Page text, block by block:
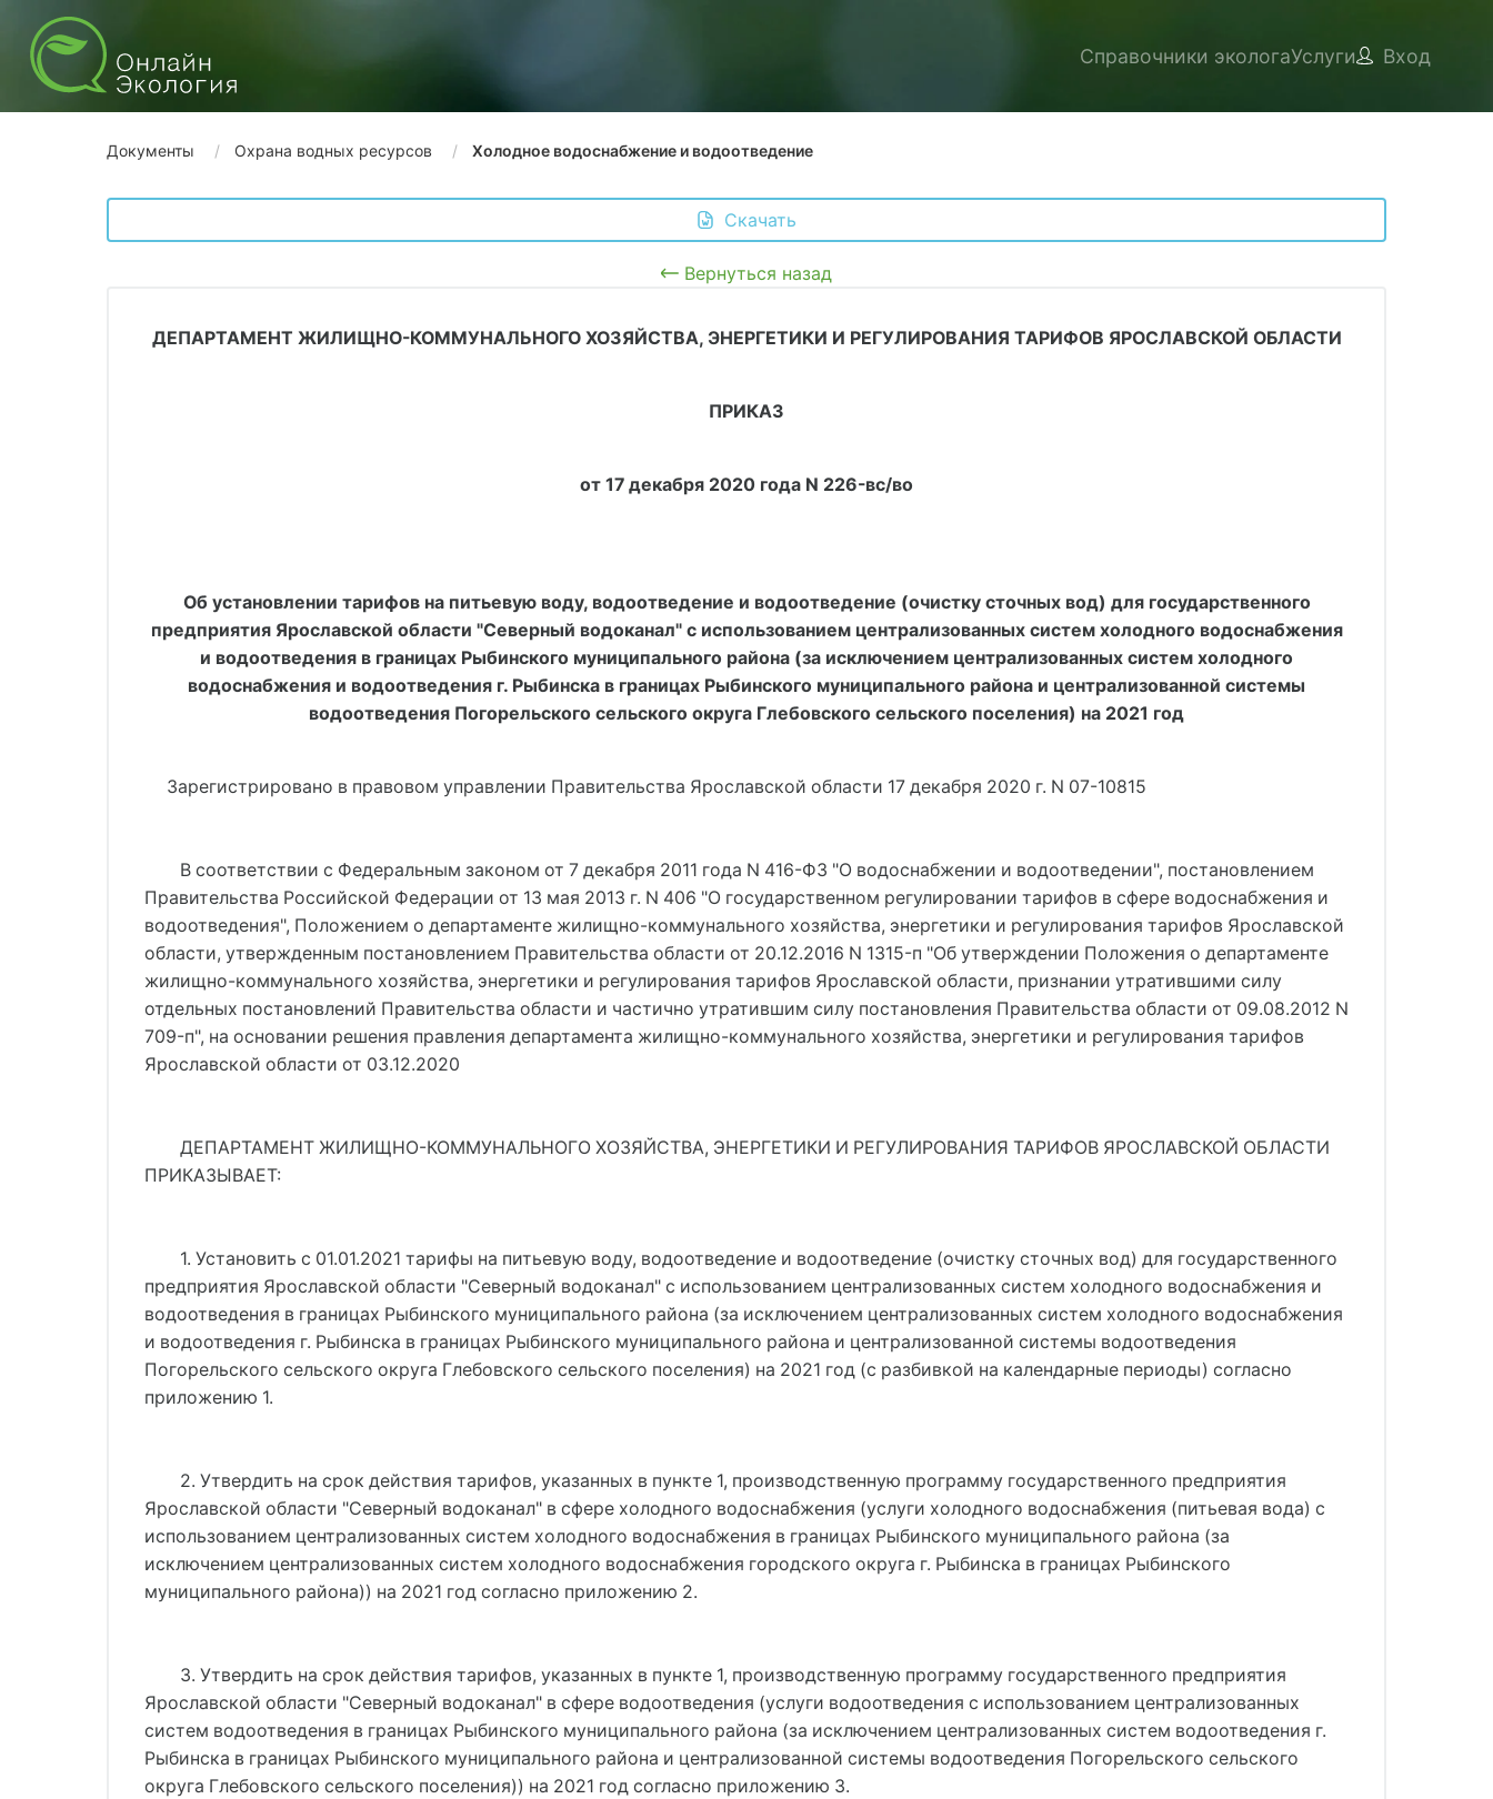
Справочники экологаУслуги Вход
Документы Охрана водных ресурсов Холодное водоснабжение и водоотведение
Скачать
Вернуться назад
ДЕПАРТАМЕНТ ЖИЛИЩНО-КОММУНАЛЬНОГО ХОЗЯЙСТВА, ЭНЕРГЕТИКИ И РЕГУЛИРОВАНИЯ ТАРИФОВ ЯРОСЛАВСКОЙ ОБЛАСТИ
ПРИКАЗ
от 17 декабря 2020 года N 226-вс/во
Об установлении тарифов на питьевую воду, водоотведение и водоотведение (очистку сточных вод) для государственного
предприятия Ярославской области "Северный водоканал" с использованием централизованных систем холодного водоснабжения
и водоотведения в границах Рыбинского муниципального района (за исключением централизованных систем холодного
водоснабжения и водоотведения г. Рыбинска в границах Рыбинского муниципального района и централизованной системы
водоотведения Погорельского сельского округа Глебовского сельского поселения) на 2021 год
Зарегистрировано в правовом управлении Правительства Ярославской области 17 декабря 2020 г. N 07-10815
В соответствии с Федеральным законом от 7 декабря 2011 года N 416-ФЗ "О водоснабжении и водоотведении", постановлением
Правительства Российской Федерации от 13 мая 2013 г. N 406 "О государственном регулировании тарифов в сфере водоснабжения и
водоотведения", Положением о департаменте жилищно-коммунального хозяйства, энергетики и регулирования тарифов Ярославской
области, утвержденным постановлением Правительства области от 20.12.2016 N 1315-п "Об утверждении Положения о департаменте
жилищно-коммунального хозяйства, энергетики и регулирования тарифов Ярославской области, признании утратившими силу
отдельных постановлений Правительства области и частично утратившим силу постановления Правительства области от 09.08.2012 N
709-п", на основании решения правления департамента жилищно-коммунального хозяйства, энергетики и регулирования тарифов
Ярославской области от 03.12.2020
ДЕПАРТАМЕНТ ЖИЛИЩНО-КОММУНАЛЬНОГО ХОЗЯЙСТВА, ЭНЕРГЕТИКИ И РЕГУЛИРОВАНИЯ ТАРИФОВ ЯРОСЛАВСКОЙ ОБЛАСТИ
ПРИКАЗЫВАЕТ:
1. Установить с 01.01.2021 тарифы на питьевую воду, водоотведение и водоотведение (очистку сточных вод) для государственного
предприятия Ярославской области "Северный водоканал" с использованием централизованных систем холодного водоснабжения и
водоотведения в границах Рыбинского муниципального района (за исключением централизованных систем холодного водоснабжения
и водоотведения г. Рыбинска в границах Рыбинского муниципального района и централизованной системы водоотведения
Погорельского сельского округа Глебовского сельского поселения) на 2021 год (с разбивкой на календарные периоды) согласно
приложению 1.
2. Утвердить на срок действия тарифов, указанных в пункте 1, производственную программу государственного предприятия
Ярославской области "Северный водоканал" в сфере холодного водоснабжения (услуги холодного водоснабжения (питьевая вода) с
использованием централизованных систем холодного водоснабжения в границах Рыбинского муниципального района (за
исключением централизованных систем холодного водоснабжения городского округа г. Рыбинска в границах Рыбинского
муниципального района)) на 2021 год согласно приложению 2.
3. Утвердить на срок действия тарифов, указанных в пункте 1, производственную программу государственного предприятия
Ярославской области "Северный водоканал" в сфере водоотведения (услуги водоотведения с использованием централизованных
систем водоотведения в границах Рыбинского муниципального района (за исключением централизованных систем водоотведения г.
Рыбинска в границах Рыбинского муниципального района и централизованной системы водоотведения Погорельского сельского
округа Глебовского сельского поселения)) на 2021 год согласно приложению 3.